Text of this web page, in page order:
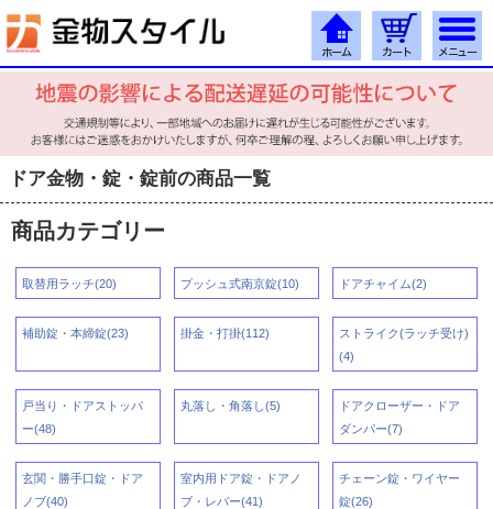
ドア金物・錠・錠前の商品一覧
商品カテゴリー
取替用ラッチ(20) プッシュ式南京錠(10) ドアチャイム(2)
補助錠・本締錠(23) 掛金・打掛(112)
ストライク(ラッチ受け)
(4)
戸当り・ドアストッパ
ー(48)
丸落し・角落し(5)
ドアクローザー・ドア
ダンパー(7)
玄関・勝手口錠・ドア
ノブ(40)
室内用ドア錠・ドアノ
ブ・レバー(41)
チェーン錠・ワイヤー
錠(26)